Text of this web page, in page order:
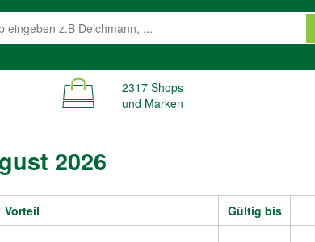
2317 Shops
und Marken
2026
Vorteil Gültig bis